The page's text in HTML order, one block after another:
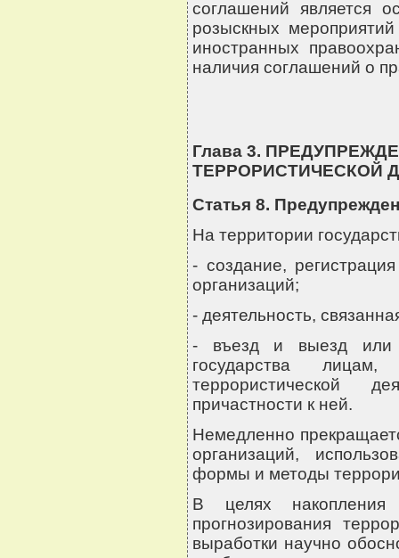
соглашений является
розыскных
иностранных
наличия соглашений о
Глава 3.
ТЕРРОРИСТИЧЕСКОЙ
Статья 8.
На территории
- создание,
организаций;
- деятельность,
- въезд и выезд или
государства
террористической
причастности к ней.
Немедленно
организаций,
формы и методы
В целях
прогнозирования
выработки научно